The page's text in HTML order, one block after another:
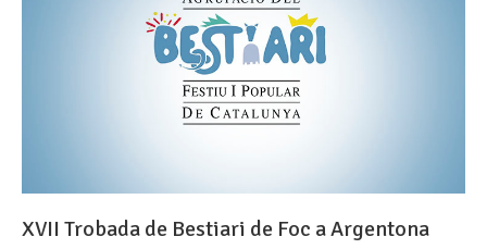
XVII Trobada de Bestiari de Foc a Argentona